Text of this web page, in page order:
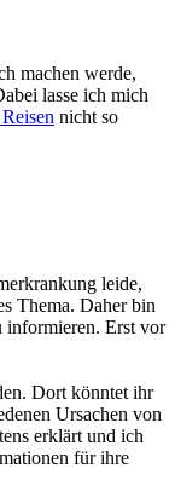
machen werde,
lasse ich mich
nicht so
leide,
Thema. Daher bin
informieren. Erst vor
Dort könntet ihr
Ursachen von
erklärt und ich
für ihre